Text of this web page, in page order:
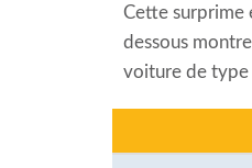
Cette surprime
dessous
voiture de type